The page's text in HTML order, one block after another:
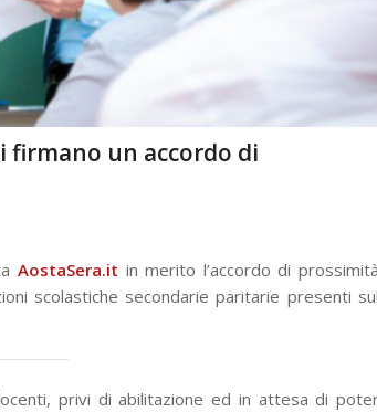
firmano un accordo di
AostaSera.it in merito l’accordo di prossimità
scolastiche secondarie paritarie presenti sul
privi di abilitazione ed in attesa di